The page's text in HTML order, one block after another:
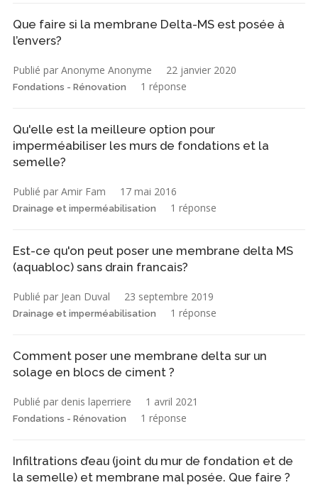
Que faire si la membrane Delta-MS est posée à
l’envers?
Publié par Anonyme Anonyme 22 janvier 2020
Fondations - Rénovation 1 réponse
Qu'elle est la meilleure option pour
imperméabiliser les murs de fondations et la
semelle?
Publié par Amir Fam 17 mai 2016
Drainage et imperméabilisation 1 réponse
Est-ce qu'on peut poser une membrane delta MS
(aquabloc) sans drain francais?
Publié par Jean Duval 23 septembre 2019
Drainage et imperméabilisation 1 réponse
Comment poser une membrane delta sur un
solage en blocs de ciment ?
Publié par denis laperriere 1 avril 2021
Fondations - Rénovation 1 réponse
Infiltrations d’eau (joint du mur de fondation et de
la semelle) et membrane mal posée. Que faire ?